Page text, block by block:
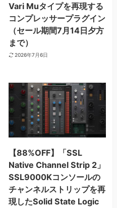
Vari Muタイプを再現する
コンプレッサープラグイン
（セール期間7月14日夕方
まで）
2026年7月6日
【88%OFF】「SSL
Native Channel Strip 2」
SSL9000Kコンソールの
チャンネルストリップを再
現したSolid State Logic